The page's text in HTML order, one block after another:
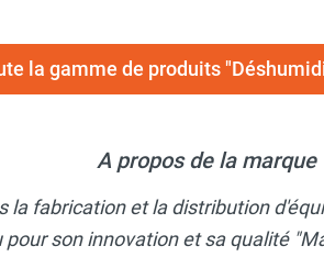
la gamme de produits
A propos de la marque
la fabrication et la distribution
pour son innovation et sa qualité